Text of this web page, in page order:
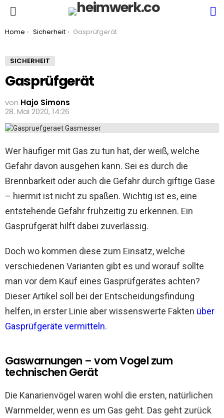
You are here:
Home Sicherheit Gasprüfgerät
SICHERHEIT
Gasprüfgerät
von Hajo Simons
28. Mai 2020, 14:26
Wer häufiger mit Gas zu tun hat, der weiß, welche
Gefahr davon ausgehen kann. Sei es durch die
Brennbarkeit oder auch die Gefahr durch giftige Gase
– hiermit ist nicht zu spaßen. Wichtig ist es, eine
entstehende Gefahr frühzeitig zu erkennen. Ein
Gasprüfgerät hilft dabei zuverlässig.
Doch wo kommen diese zum Einsatz, welche
verschiedenen Varianten gibt es und worauf sollte
man vor dem Kauf eines Gasprüfgerätes achten?
Dieser Artikel soll bei der Entscheidungsfindung
helfen, in erster Linie aber wissenswerte Fakten über
Gasprüfgeräte vermitteln.
Gaswarnungen – vom Vogel zum
technischen Gerät
Die Kanarienvögel waren wohl die ersten, natürlichen
Warnmelder, wenn es um Gas geht. Das geht zurück